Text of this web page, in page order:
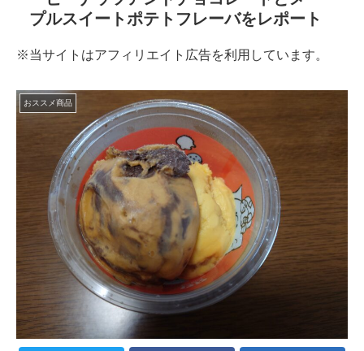
プルスイートポテトフレーバをレポート
※当サイトはアフィリエイト広告を利用しています。
おススメ商品